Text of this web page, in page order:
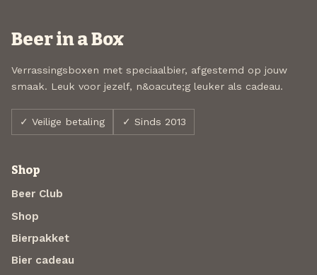
Beer in a Box
Verrassingsboxen met speciaalbier, afgestemd op jouw
smaak. Leuk voor jezelf, n&oacute;g leuker als cadeau.
✓ Veilige betaling ✓ Sinds 2013
Shop
Beer Club
Shop
Bierpakket
Bier cadeau